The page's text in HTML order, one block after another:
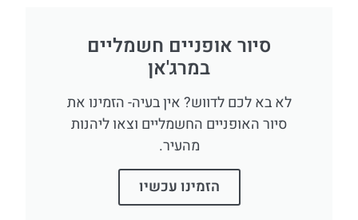
סיור אופניים חשמליים
במרג'אן
לא בא לכם לדווש? אין בעיה- הזמינו את
סיור האופניים החשמליים וצאו ליהנות
מהעיר.
הזמינו עכשיו